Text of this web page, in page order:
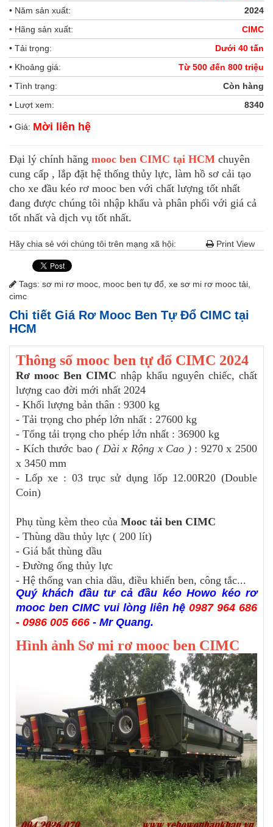
• Năm sản xuất:
2024
• Hãng sản xuất:
CIMC
• Tải trọng:
Dưới 40 tấn
• Khoảng giá:
Từ 500 đến 800 triệu
• Tình trạng:
Còn hàng
• Lượt xem:
8340
• Giá: Mời liên hệ
Đại lý chính hãng mooc ben CIMC tại HCM chuyên
cung cấp , lắp đặt hệ thống thủy lực, làm hồ sơ cải tạo
cho xe đầu kéo rơ mooc ben với chất lượng tốt nhất
đang được chúng tôi nhập khẩu và phân phối với giá cả
tốt nhất và dịch vụ tốt nhất.
Print View
Hãy chia sẻ với chúng tôi trên mạng xã hội:
Tags: sơ mi rơ mooc mooc ben tự đổ xe sơ mi rơ mooc tải
cimc
Chi tiết Giá Rơ Mooc Ben Tự Đổ CIMC tại
HCM
Thông số mooc ben tự đổ CIMC 2024
Rơ mooc Ben CIMC nhập khẩu nguyên chiếc, chất
lượng cao đời mới nhất 2024
- Khối lượng bản thân : 9300 kg
- Tải trọng cho phép lớn nhất : 27600 kg
- Tổng tải trọng cho phép lớn nhất : 36900 kg
- Kích thước bao( Dài x Rộng x Cao ): 9270 x 2500
x 3450 mm
- Lốp xe : 03 trục sử dụng lốp 12.00R20 (Double
Coin)
Phụ tùng kèm theo của Mooc tải ben CIMC
- Thùng dầu thủy lực ( 200 lít)
- Giá bắt thùng dầu
- Đường ống thủy lực
- Hệ thống van chia dầu, điều khiển ben, công tắc...
Quý khách đầu tư cả đầu kéo Howo kéo rơ
mooc ben CIMC vui lòng liên hệ 0987 964 686
- 0986 005 666 - Mr Quang.
Hình ảnh Sơ mi rơ mooc ben CIMC